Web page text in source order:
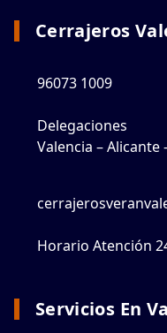
Cerrajeros
96073 1009
Delegaciones
Valencia – Alicante
Horario Atención
Servicios En